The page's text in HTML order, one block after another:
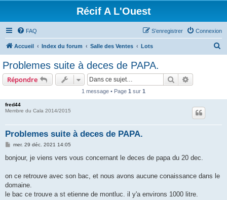
Récif A L'Ouest
FAQ Connexion
S’enregistrer
Accueil Index du forum Salle des Ventes Lots
Problemes suite à deces de PAPA.
Répondre Rechercher
1 message • Page 1 sur 1
fred44
Membre du Cala 2014/2015
Problemes suite à deces de PAPA.
M
s
g
mer. 29 déc. 2021 14:05
bonjour, je viens vers vous concernant le deces de papa du 20 dec.
on ce retrouve avec son bac, et nous avons aucune conaissance dans le
domaine.
le bac ce trouve a st etienne de montluc. il y'a environs 1000 litre.